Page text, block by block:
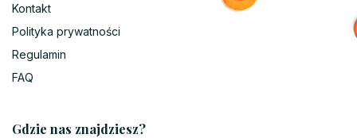
Kontakt
Polityka prywatności
Regulamin
FAQ
Gdzie nas znajdziesz?